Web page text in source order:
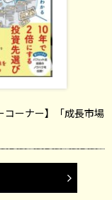
コーナー】「成長市場